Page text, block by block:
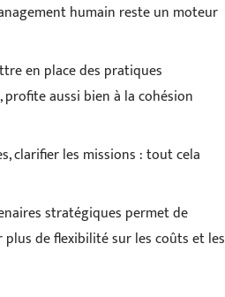
humain reste un moteur
en place des pratiques
aussi bien à la cohésion
clarifier les missions : tout cela
stratégiques permet de
de flexibilité sur les coûts et les